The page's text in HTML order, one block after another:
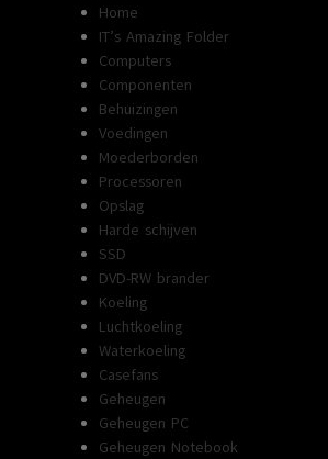
Home
IT’s Amazing Folder
Computers
Componenten
Behuizingen
Voedingen
Moederborden
Processoren
Opslag
Harde schijven
SSD
DVD-RW brander
Koeling
Luchtkoeling
Waterkoeling
Casefans
Geheugen
Geheugen PC
Geheugen Notebook